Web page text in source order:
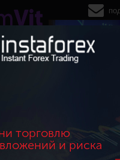
торговлю
и риска